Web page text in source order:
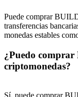
Puede comprar
transferencias
monedas estables
¿Puedo
criptomonedas?
Sí, puede comprar